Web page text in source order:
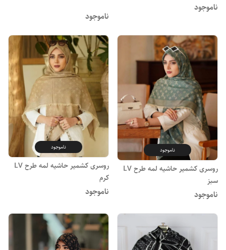
ناموجود
ناموجود
ناموجود
روسری کشمیر حاشیه لمه طرح LV
سبز
ناموجود
ناموجود
روسری کشمیر حاشیه لمه طرح LV
کرم
ناموجود